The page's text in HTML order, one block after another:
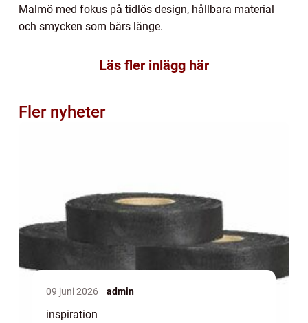
Malmö med fokus på tidlös design, hållbara material
och smycken som bärs länge.
Läs fler inlägg här
Fler nyheter
09 juni 2026 admin
inspiration